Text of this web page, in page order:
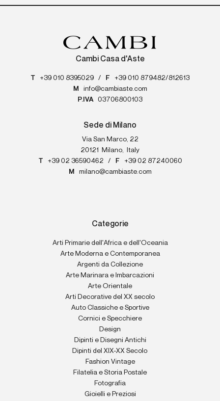
Cambi Casa d'Aste
T +39 010 8395029 / F
+39 010 879482/812613
M
info@cambiaste.com
P.IVA
03706800103
Sede di Milano
Via San Marco, 22
20121
Milano,
Italy
T
+39 02 36590462 / F
+39 02 87240060
M
milano@cambiaste.com
Categorie
Arti Primarie dell'Africa e dell'Oceania
Arte Moderna e Contemporanea
Argenti da Collezione
Arte Marinara e Imbarcazioni
Arte Orientale
Arti Decorative del XX secolo
Auto Classiche e Sportive
Cornici e Specchiere
Design
Dipinti e Disegni Antichi
Dipinti del XIX-XX Secolo
Fashion Vintage
Filatelia e Storia Postale
Fotografia
Gioielli e Preziosi